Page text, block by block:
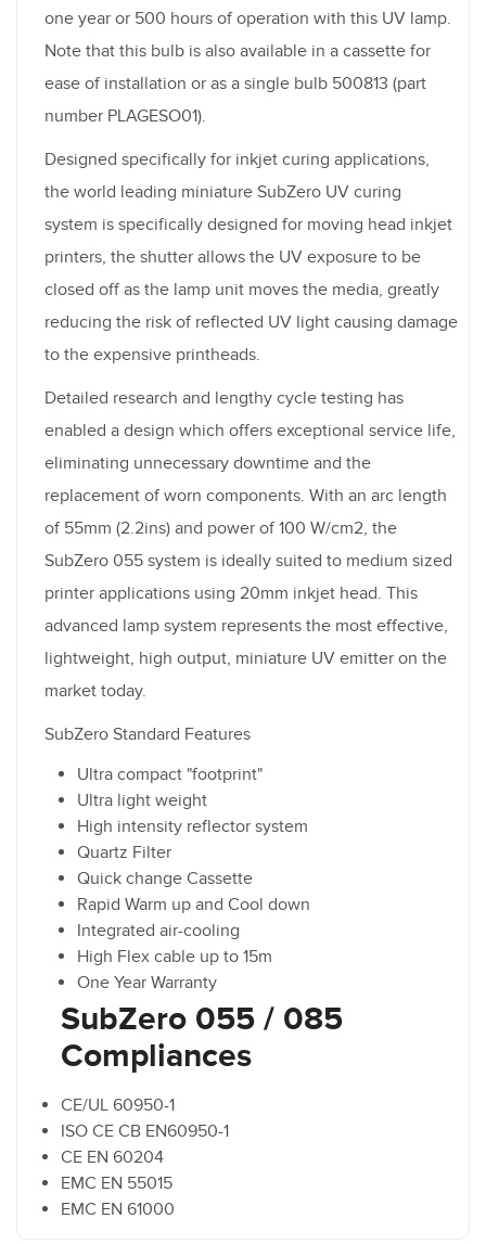
one year or 500 hours of operation with this UV lamp.
Note that this bulb is also available in a cassette for
ease of installation or as a single bulb 500813 (part
number PLAGESO01).
Designed specifically for inkjet curing applications,
the world leading miniature SubZero UV curing
system is specifically designed for moving head inkjet
printers, the shutter allows the UV exposure to be
closed off as the lamp unit moves the media, greatly
reducing the risk of reflected UV light causing damage
to the expensive printheads.
Detailed research and lengthy cycle testing has
enabled a design which offers exceptional service life,
eliminating unnecessary downtime and the
replacement of worn components. With an arc length
of 55mm (2.2ins) and power of 100 W/cm2, the
SubZero 055 system is ideally suited to medium sized
printer applications using 20mm inkjet head. This
advanced lamp system represents the most effective,
lightweight, high output, miniature UV emitter on the
market today.
SubZero Standard Features
Ultra compact "footprint"
Ultra light weight
High intensity reflector system
Quartz Filter
Quick change Cassette
Rapid Warm up and Cool down
Integrated air-cooling
High Flex cable up to 15m
One Year Warranty
SubZero 055 / 085
Compliances
CE/UL 60950-1
ISO CE CB EN60950-1
CE EN 60204
EMC EN 55015
EMC EN 61000